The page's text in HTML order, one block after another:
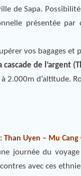
de Sapa.
présentée par
vos bagages et
cascade de l’argent
2.000m d’altitude.
Uyen – Mu Cang
journée du
avec ces